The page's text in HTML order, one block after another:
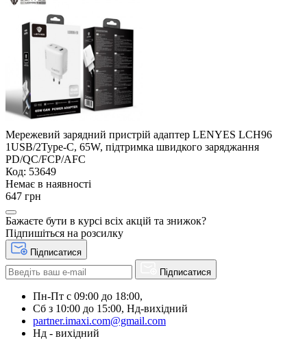
Мережевий зарядний пристрій адаптер LENYES LCH96
1USB/2Type-C, 65W, підтримка швидкого заряджання
PD/QC/FCP/AFC
Код: 53649
Немає в наявності
647 грн
Бажаєте бути в курсі всіх акцій та знижок?
Підпишіться на розсилку
Підписатися
Підписатися
Пн-Пт с 09:00 до 18:00,
Сб з 10:00 до 15:00, Нд-вихідний
partner.imaxi.com@gmail.com
Нд - вихідний